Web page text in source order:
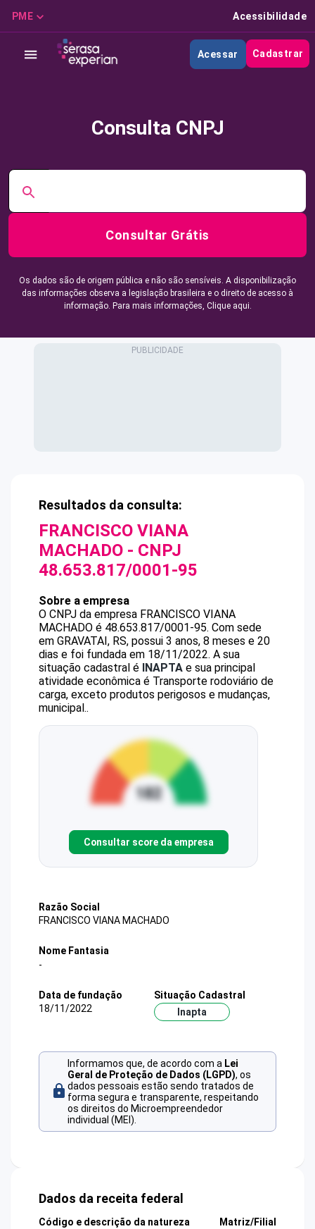
PME Acessibilidade
Acessar Cadastrar
Consulta CNPJ
Consultar Grátis
Os dados são de origem pública e não são sensíveis. A disponibilização
das informações observa a legislação brasileira e o direito de acesso à
informação. Para mais informações, Clique aqui.
Resultados da consulta:
FRANCISCO VIANA
MACHADO - CNPJ
48.653.817/0001-95
Sobre a empresa
O CNPJ da empresa FRANCISCO VIANA
MACHADO é 48.653.817/0001-95. Com sede
em GRAVATAI, RS, possui 3 anos, 8 meses e 20
dias e foi fundada em 18/11/2022. A sua
situação cadastral é INAPTA e sua principal
atividade econômica é Transporte rodoviário de
carga, exceto produtos perigosos e mudanças,
municipal..
Consultar score da empresa
Razão Social
FRANCISCO VIANA MACHADO
Nome Fantasia
-
Data de fundação
18/11/2022
Situação Cadastral
Inapta
Informamos que, de acordo com a Lei
Geral de Proteção de Dados (LGPD), os
dados pessoais estão sendo tratados de
forma segura e transparente, respeitando
os direitos do Microempreendedor
individual (MEI).
Dados da receita federal
Código e descrição da natureza
Matriz/Filial